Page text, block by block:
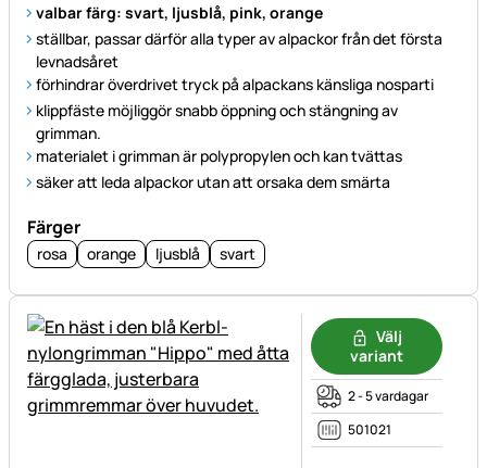
valbar färg: svart, ljusblå, pink, orange
ställbar, passar därför alla typer av alpackor från det första
levnadsåret
förhindrar överdrivet tryck på alpackans känsliga nosparti
klippfäste möjliggör snabb öppning och stängning av
grimman.
materialet i grimman är polypropylen och kan tvättas
säker att leda alpackor utan att orsaka dem smärta
Färger
rosa orange ljusblå svart
Välj
variant
2 - 5 vardagar
501021